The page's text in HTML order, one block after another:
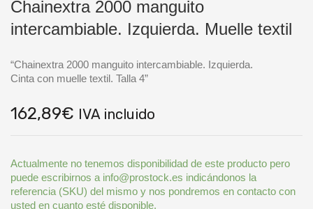
Chainextra 2000 manguito
intercambiable. Izquierda. Muelle textil
“Chainextra 2000 manguito intercambiable. Izquierda.
Cinta con muelle textil. Talla 4”
162,89€ IVA incluido
Actualmente no tenemos disponibilidad de este producto pero
puede escribirnos a info@prostock.es indicándonos la
referencia (SKU) del mismo y nos pondremos en contacto con
usted en cuanto esté disponible.